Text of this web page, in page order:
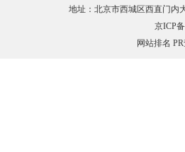
地址：北京市西城区西直门内
京ICP
网站排名